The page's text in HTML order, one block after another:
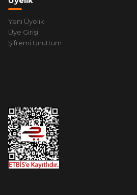
Yeni Üyelik
Üye Girişi
Şifremi Unuttum